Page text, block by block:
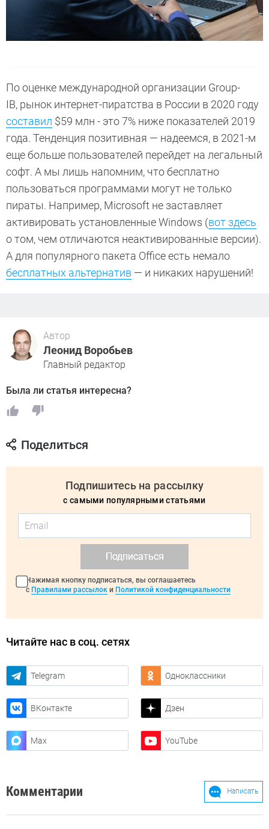
По оценке международной организации Group-
IB, рынок интернет-пиратства в России в 2020 году
составил $59 млн - это 7% ниже показателей 2019
года. Тенденция позитивная — надеемся, в 2021-м
еще больше пользователей перейдет на легальный
софт. А мы лишь напомним, что бесплатно
пользоваться программами могут не только
пираты. Например, Microsoft не заставляет
активировать установленные Windows (вот здесь
о том, чем отличаются неактивированные версии).
А для популярного пакета Office есть немало
бесплатных альтернатив — и никаких нарушений!
Автор
Леонид Воробьев
Главный редактор
Была ли статья интересна?
Поделиться
Подпишитесь на рассылку
с самыми популярными статьями
Подписаться
Нажимая кнопку подписаться, вы соглашаетесь
с Правилами рассылок и Политикой конфиденциальности
Читайте нас в соц. сетях
Telegram Одноклассники
ВКонтакте Дзен
Max YouTube
Комментарии Написать